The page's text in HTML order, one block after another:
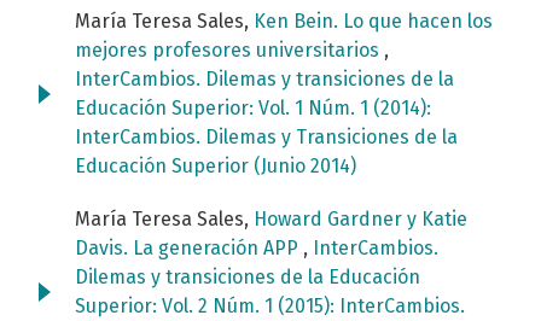
María Teresa Sales, Ken Bein. Lo que hacen los
mejores profesores universitarios ,
InterCambios. Dilemas y transiciones de la
Educación Superior: Vol. 1 Núm. 1 (2014):
InterCambios. Dilemas y Transiciones de la
Educación Superior (Junio 2014)
María Teresa Sales, Howard Gardner y Katie
Davis. La generación APP ,
InterCambios.
Dilemas y transiciones de la Educación
Superior: Vol. 2 Núm. 1 (2015): InterCambios.